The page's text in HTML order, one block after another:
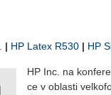
| HP Latex R530 | HP
HP Inc. na
ce v ob­las­ti